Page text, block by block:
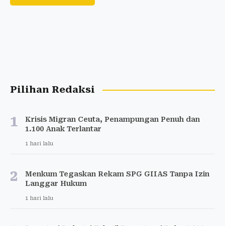
Pilihan Redaksi
1
Krisis Migran Ceuta, Penampungan Penuh dan
1.100 Anak Terlantar
1 hari lalu
2
Menkum Tegaskan Rekam SPG GIIAS Tanpa Izin
Langgar Hukum
1 hari lalu